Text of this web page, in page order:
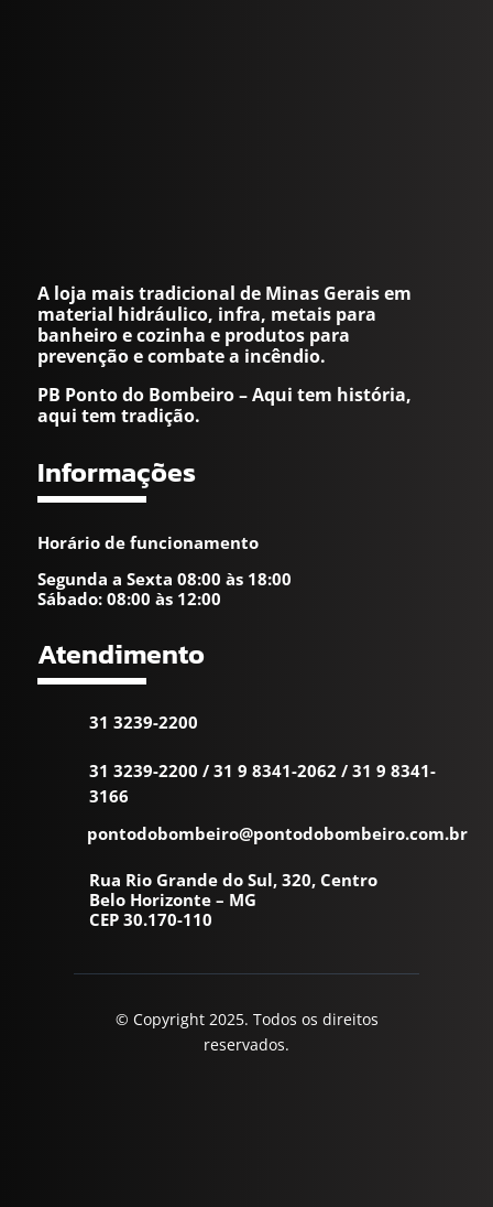
A loja mais tradicional de Minas Gerais em
material hidráulico, infra, metais para
banheiro e cozinha e produtos para
prevenção e combate a incêndio.
PB Ponto do Bombeiro – Aqui tem história,
aqui tem tradição.
Informações
Horário de funcionamento
Segunda a Sexta 08:00 às 18:00
Sábado: 08:00 às 12:00
Atendimento
31 3239-2200
31 3239-2200 / 31 9 8341-2062 / 31 9 8341-
3166
pontodobombeiro@pontodobombeiro.com.br
Rua Rio Grande do Sul, 320, Centro
Belo Horizonte – MG
CEP 30.170-110
© Copyright 2025. Todos os direitos
reservados.